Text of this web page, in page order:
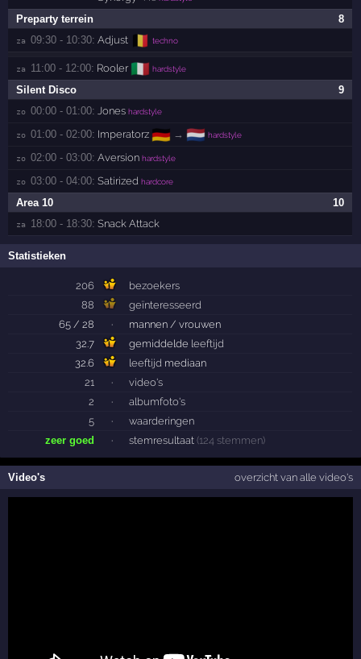
8
Preparty terrein
za 09:30 - 10:30: Adjust 🇧🇪 techno
za 11:00 - 12:00: Rooler 🇮🇹 hardstyle
9
Silent Disco
zo 00:00 - 01:00: Jones hardstyle
zo 01:00 - 02:00: Imperatorz 🇩🇪 → 🇳🇱 hardstyle
zo 02:00 - 03:00: Aversion hardstyle
zo 03:00 - 04:00: Satirized hardcore
10
Area 10
za 18:00 - 18:30: Snack Attack
Statistieken
206
bezoekers
88
geïnteresseerd
65 / 28
·
mannen / vrouwen
32.7
gemiddelde leeftijd
32.6
leeftijd mediaan
21
·
video's
2
·
albumfoto's
5
·
waarderingen
zeer goed
· stemresultaat (124 stemmen)
Video's overzicht van alle video's